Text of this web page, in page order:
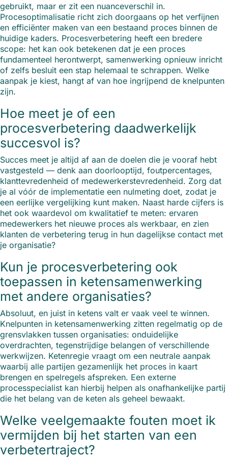
gebruikt, maar er zit een nuanceverschil in.
Procesoptimalisatie richt zich doorgaans op het verfijnen
en efficiënter maken van een bestaand proces binnen de
huidige kaders. Procesverbetering heeft een bredere
scope: het kan ook betekenen dat je een proces
fundamenteel herontwerpt, samenwerking opnieuw inricht
of zelfs besluit een stap helemaal te schrappen. Welke
aanpak je kiest, hangt af van hoe ingrijpend de knelpunten
zijn.
Hoe meet je of een
procesverbetering daadwerkelijk
succesvol is?
Succes meet je altijd af aan de doelen die je vooraf hebt
vastgesteld — denk aan doorlooptijd, foutpercentages,
klanttevredenheid of medewerkerstevredenheid. Zorg dat
je al vóór de implementatie een nulmeting doet, zodat je
een eerlijke vergelijking kunt maken. Naast harde cijfers is
het ook waardevol om kwalitatief te meten: ervaren
medewerkers het nieuwe proces als werkbaar, en zien
klanten de verbetering terug in hun dagelijkse contact met
je organisatie?
Kun je procesverbetering ook
toepassen in ketensamenwerking
met andere organisaties?
Absoluut, en juist in ketens valt er vaak veel te winnen.
Knelpunten in ketensamenwerking zitten regelmatig op de
grensvlakken tussen organisaties: onduidelijke
overdrachten, tegenstrijdige belangen of verschillende
werkwijzen. Ketenregie vraagt om een neutrale aanpak
waarbij alle partijen gezamenlijk het proces in kaart
brengen en spelregels afspreken. Een externe
processpecialist kan hierbij helpen als onafhankelijke partij
die het belang van de keten als geheel bewaakt.
Welke veelgemaakte fouten moet ik
vermijden bij het starten van een
verbetertraject?